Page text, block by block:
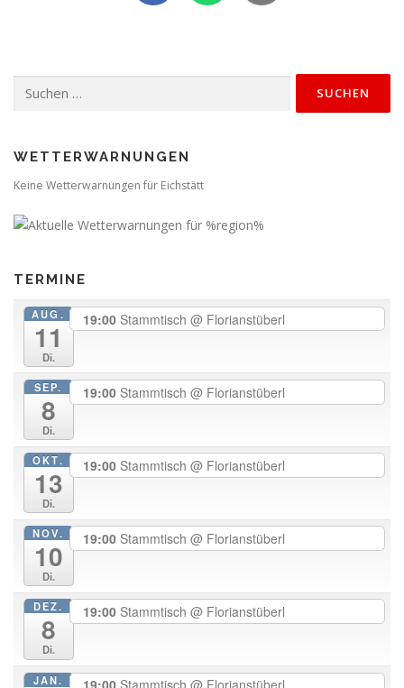
nach:
WETTERWARNUNGEN
Keine Wetterwarnungen für Eichstätt
TERMINE
AUG.
11
Di.
19:00 Stammtisch @ Florianstüberl
SEP.
8
Di.
19:00 Stammtisch @ Florianstüberl
OKT.
13
Di.
19:00 Stammtisch @ Florianstüberl
NOV.
10
Di.
19:00 Stammtisch @ Florianstüberl
DEZ.
8
Di.
19:00 Stammtisch @ Florianstüberl
JAN.